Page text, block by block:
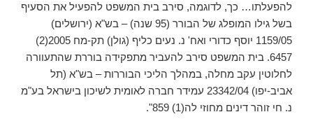
להפעלתו… כך, לדוגמה, סירב בית המשפט להפעיל את הסעיף
בשל גילו המופלג של הבורר (95 שנה) – בש"א (ירושלים)
1159/05 יוסף כדורי ואח' נ. נעים כליף (גולן) תק-מח 2005(2)
6457. בית המשפט סירב להעביר מתפקידה בוררת שהתעוורה
לחלוטין עקב מחלה, במהלך הליכי הבוררות – בש"א (תל
אביב-יפו) 23342/04 עמידר חברה לאומית לשיכון בישראל בע"מ
נ. חי זוהר דינים מחוזי לה(1) 859".